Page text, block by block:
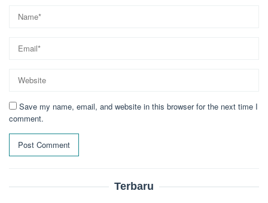
Save my name, email, and website in this browser for the next time I
comment.
Terbaru